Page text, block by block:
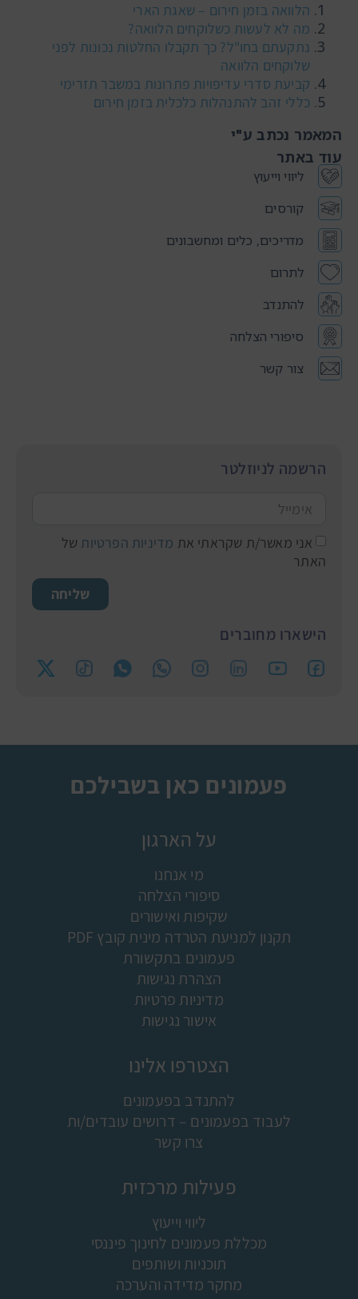
המאמר נכתב ע"י
עוד באתר
ליווי וייעוץ
קורסים
מדריכים, כלים ומחשבונים
לתרום
להתנדב
סיפורי הצלחה
צור קשר
הלוואה בזמן חירום – שאגת הארי
מה לא לעשות כשלוקחים הלוואה?
נתקעתם בחו"ל? כך תקבלו החלטות נכונות לפני
שלוקחים הלוואה
קביעת סדרי עדיפויות פתרונות במשבר תזרימי
כללי זהב להתנהלות כלכלית בזמן חירום
הרשמה לניוזלטר
אני מאשר/ת שקראתי את מדיניות הפרטיות של
האתר
שליחה
הישארו מחוברים
פעמונים כאן בשבילכם
על הארגון
מי אנחנו
סיפורי הצלחה
שקיפות ואישורים
תקנון למניעת הטרדה מינית קובץ PDF
פעמונים בתקשורת
הצהרת נגישות
מדיניות פרטיות
אישור נגישות
הצטרפו אלינו
להתנדב בפעמונים
לעבוד בפעמונים – דרושים עובדים/ות
צרו קשר
פעילות מרכזית
ליווי וייעוץ
מכללת פעמונים לחינוך פיננסי
תוכניות ושותפים
מחקר מדידה והערכה